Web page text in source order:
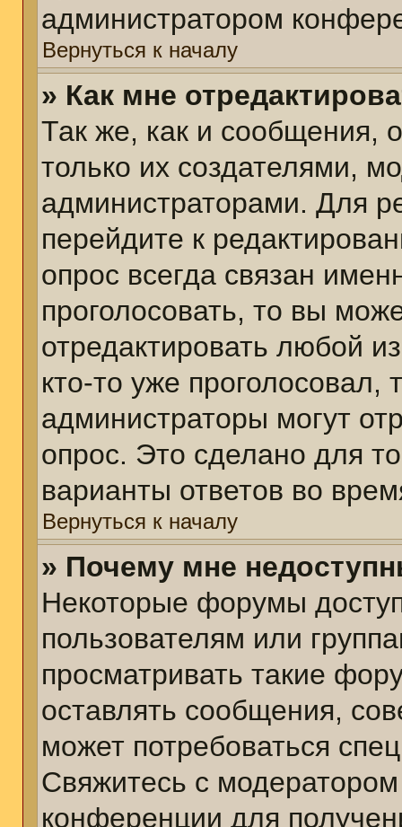
администратором
Вернуться к началу
» Как мне
Так же, как и сообщения,
только их создателями,
администраторами. Для
перейдите к
опрос всегда связан
проголосовать, то вы
отредактировать любой
кто-то уже
администраторы могут
опрос. Это сделано для
варианты ответов во
Вернуться к началу
» Почему мне
Некоторые форумы
пользователям или
просматривать такие
оставлять сообщения,
может потребоваться
Свяжитесь с
конференции для